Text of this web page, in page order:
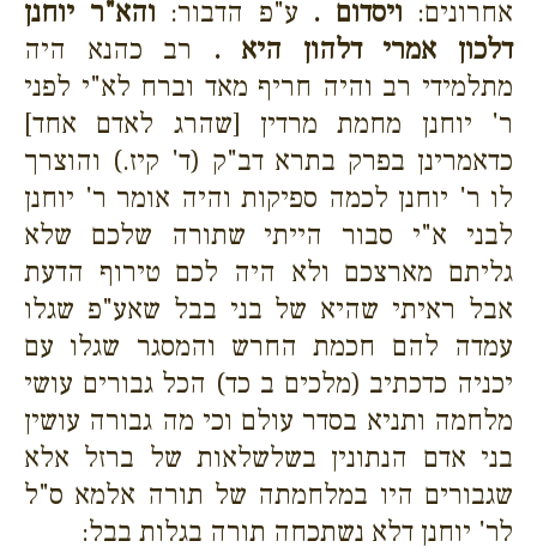
אחרונים: ויסדום . ע"פ הדבור: והא"ר יוחנן
דלכון אמרי דלהון היא . רב כהנא היה
מתלמידי רב והיה חריף מאד וברח לא"י לפני
ר' יוחנן מחמת מרדין [שהרג לאדם אחד]
כדאמרינן בפרק בתרא דב"ק (ד' קיז.) והוצרך
לו ר' יוחנן לכמה ספיקות והיה אומר ר' יוחנן
לבני א"י סבור הייתי שתורה שלכם שלא
גליתם מארצכם ולא היה לכם טירוף הדעת
אבל ראיתי שהיא של בני בבל שאע"פ שגלו
עמדה להם חכמת החרש והמסגר שגלו עם
יכניה כדכתיב (מלכים ב כד) הכל גבורים עושי
מלחמה ותניא בסדר עולם וכי מה גבורה עושין
בני אדם הנתונין בשלשלאות של ברזל אלא
שגבורים היו במלחמתה של תורה אלמא ס"ל
לר' יוחנן דלא נשתכחה תורה בגלות בבל: